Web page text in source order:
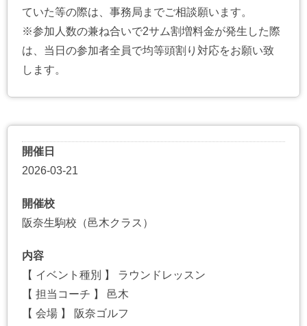
ていた等の際は、事務局までご相談願います。
※参加人数の兼ね合いで2サム割増料金が発生した際
は、当日の参加者全員で均等頭割り対応をお願い致
します。
開催日
2026-03-21
開催校
阪奈生駒校（邑木クラス）
内容
【 イベント種別 】 ラウンドレッスン
【 担当コーチ 】 邑木
【 会場 】 阪奈ゴルフ